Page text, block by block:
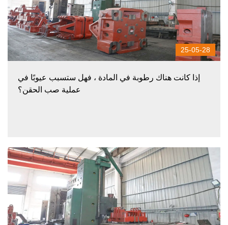
25-05-28
إذا كانت هناك رطوبة في المادة ، فهل ستسبب عيوبًا في
عملية صب الحقن؟